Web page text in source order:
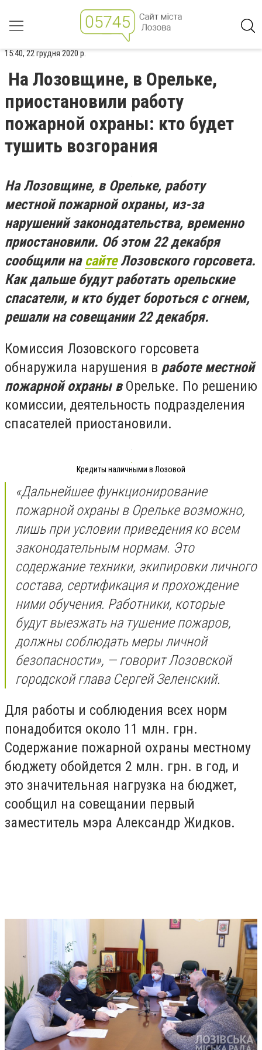
15:40, 22 грудня 2020 р.
На Лозовщине, в Орельке,
приостановили работу
пожарной охраны: кто будет
тушить возгорания
На Лозовщине, в Орельке, работу
местной пожарной охраны, из-за
нарушений законодательства, временно
приостановили. Об этом 22 декабря
сообщили на сайтеЛозовского горсовета.
Как дальше будут работать орельские
спасатели, и кто будет бороться с огнем,
решали на совещании 22 декабря.
Комиссия Лозовского горсовета
обнаружила нарушения в работе местной
пожарной охраны в Орельке. По решению
комиссии, деятельность подразделения
спасателей приостановили.
Кредиты наличными в Лозовой
«Дальнейшее функционирование
пожарной охраны в Орельке возможно,
лишь при условии приведения ко всем
законодательным нормам. Это
содержание техники, экипировки личного
состава, сертификация и прохождение
ними обучения. Работники, которые
будут выезжать на тушение пожаров,
должны соблюдать меры личной
безопасности», — говорит Лозовской
городской глава Сергей Зеленский.
Для работы и соблюдения всех норм
понадобится около 11 млн. грн.
Содержание пожарной охраны местному
бюджету обойдется 2 млн. грн. в год, и
это значительная нагрузка на бюджет,
сообщил на совещании первый
заместитель мэра Александр Жидков.